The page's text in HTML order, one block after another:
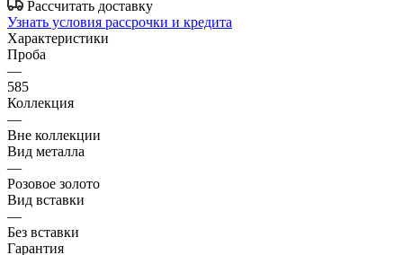
Рассчитать доставку
Узнать условия рассрочки и кредита
Характеристики
Проба
—
585
Коллекция
—
Вне коллекции
Вид металла
—
Розовое золото
Вид вставки
—
Без вставки
Гарантия